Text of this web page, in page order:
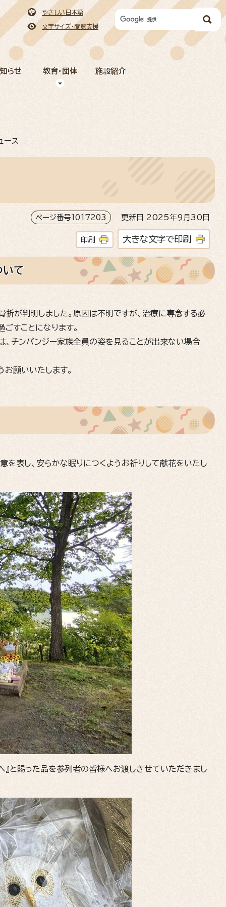
らせ 教育・団体 施設紹介
やさしい日本語
文字サイズ・閲覧支援
ース
ページ番号1017203 更新日 2025年9月30日
印刷 大きな文字で印刷
いて
が判明しました。原因は不明ですが、治療に専念する必
ごすことになります。
、チンパンジー家族全員の姿を見ることが出来ない場合
願いいたします。
表し、安らかな眠りにつくようお祈りして献花をいたし
』と賜った品を参列者の皆様へお渡しさせていただきまし